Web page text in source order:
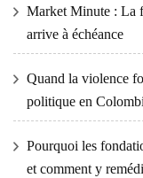
Market Minute : La
arrive à échéance
Quand la violence
politique en
Pourquoi les
et comment y